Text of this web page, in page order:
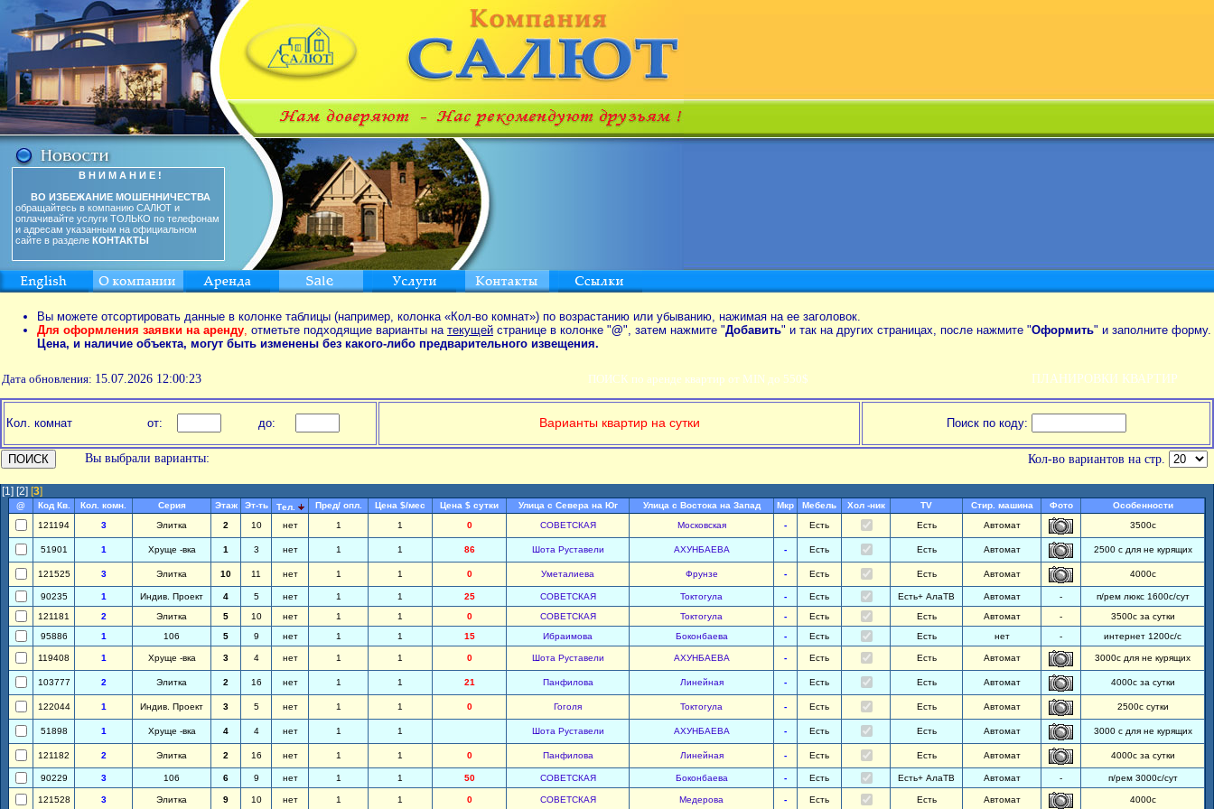
В Н И М А Н И Е !
ВО ИЗБЕЖАНИЕ МОШЕННИЧЕСТВА
обращайтесь в компанию САЛЮТ и
оплачивайте услуги ТОЛЬКО по телефонам
и адресам указанным на официальном
сайте в разделе КОНТАКТЫ
Вы можете отсортировать данные в колонке таблицы (например, колонка «Кол-во комнат») по возрастанию или убыванию, нажимая на ее заголовок.
Для оформления заявки на аренду, отметьте подходящие варианты на текущей странице в колонке "@", затем нажмите "Добавить" и так на других страницах, после нажмите "Оформить" и заполните форму.
Цена, и наличие объекта, могут быть изменены без какого-либо предварительного извещения.
Дата обновления: 15.07.2026 12:00:23 ПОИСК по аренде квартир от MIN до 550$ ПЛАНИРОВКИ КВАРТИР
Кол. комнат от: до: Варианты квартир на сутки Поиск по коду:
Вы выбрали варианты: Кол-во вариантов на стр.
[1] [2] [3]
@ Код Кв. Кол. комн. Серия Этаж Эт-ть Тел. Пред/ опл. Цена $/мес Цена $ сутки Улица с Севера на Юг Улица с Востока на Запад Мкр Мебель Хол -ник TV Стир. машина Фото
Особенности
121194
3 Элитка 2 10 нет 1 1 0 СОВЕТСКАЯ Московская - Есть Есть Автомат 3500с
51901 1 Хруще -вка 1 3 нет 1 1 86 Шота Руставели АХУНБАЕВА - Есть Есть Автомат 2500 с для не курящих
121525 3 Элитка 10 11 нет 1 1 0 Уметалиева Фрунзе - Есть Есть Автомат 4000с
90235 1 Индив. Проект 4 5 нет 1 1 25 СОВЕТСКАЯ Токтогула - Есть Есть+ АлаТВ Автомат -
п/рем люкс 1600с/сут
121181
2 Элитка 5 10 нет 1 1 0 СОВЕТСКАЯ Токтогула - Есть Есть Автомат -
3500с за сутки
95886
1 106 5 9 нет 1 1 15 Ибраимова Боконбаева - Есть Есть нет - интернет 1200с/с
119408 1 Хруще -вка 3 4 нет 1 1 0 Шота Руставели АХУНБАЕВА - Есть Есть Автомат 3000с для не курящих
103777 2 Элитка 2 16 нет 1 1 21 Панфилова Линейная - Есть Есть Автомат 4000с за сутки
122044 1 Индив. Проект 3 5 нет 1 1 0 Гоголя Токтогула - Есть Есть Автомат 2500с сутки
51898 1 Хруще -вка 4 4 нет 1 1 Шота Руставели АХУНБАЕВА - Есть Есть Автомат 3000 с для не курящих
121182 2 Элитка 2 16 нет 1 1 0 Панфилова Линейная - Есть Есть Автомат 4000с за сутки
90229 3 106 6 9 нет 1 1 50 СОВЕТСКАЯ Боконбаева - Есть Есть+ АлаТВ Автомат - п/рем 3000с/сут
121528 3 Элитка 9 10 нет 1 1 0 СОВЕТСКАЯ Медерова - Есть Есть Автомат 4000с